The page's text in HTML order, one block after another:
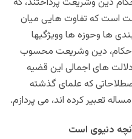
است که تفاوت هایی میان
ها وحوزه ها وویژگیها
احکام، دین وشریعت محسوب
های اجمالی این قضیه
که علمای گذشته
تعبیر کرده اند، می پردازم.
دنیوی است